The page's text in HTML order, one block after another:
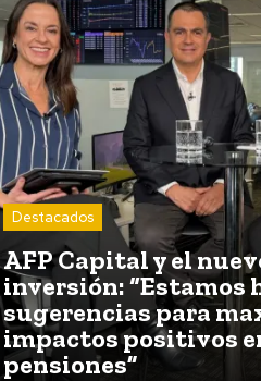
Destacados
AFP Capital y el
inversión: “Estamos
sugerencias para
impactos positivos
pensiones”